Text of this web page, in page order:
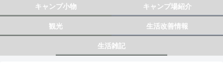
キャンプ小物 キャンプ場紹介
観光 生活改善情報
生活雑記